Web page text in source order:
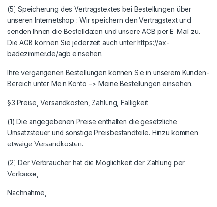
(5) Speicherung des Vertragstextes bei Bestellungen über
unseren Internetshop : Wir speichern den Vertragstext und
senden Ihnen die Bestelldaten und unsere AGB per E-Mail zu.
Die AGB können Sie jederzeit auch unter https://ax-
badezimmer.de/agb einsehen.
Ihre vergangenen Bestellungen können Sie in unserem Kunden-
Bereich unter Mein Konto –> Meine Bestellungen einsehen.
§3 Preise, Versandkosten, Zahlung, Fälligkeit
(1) Die angegebenen Preise enthalten die gesetzliche
Umsatzsteuer und sonstige Preisbestandteile. Hinzu kommen
etwaige Versandkosten.
(2) Der Verbraucher hat die Möglichkeit der Zahlung per
Vorkasse,
Nachnahme,